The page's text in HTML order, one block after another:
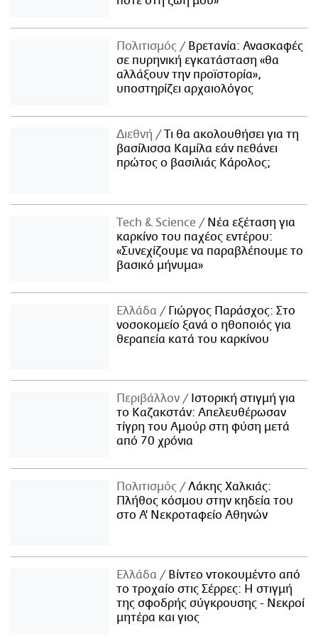
Πολιτισμός
Βρετανία: Ανασκαφές
σε πυρηνική εγκατάσταση «θα
αλλάξουν την προϊστορία»,
υποστηρίζει αρχαιολόγος
Διεθνή
Τι θα ακολουθήσει για τη
βασίλισσα Καμίλα εάν πεθάνει
πρώτος ο βασιλιάς Κάρολος;
Τech & Science
Νέα εξέταση για
καρκίνο του παχέος εντέρου:
«Συνεχίζουμε να παραβλέπουμε το
βασικό μήνυμα»
Ελλάδα
Γιώργος Παράσχος: Στο
νοσοκομείο ξανά ο ηθοποιός για
θεραπεία κατά του καρκίνου
Περιβάλλον
Ιστορική στιγμή για
το Καζακστάν: Απελευθέρωσαν
τίγρη του Αμούρ στη φύση μετά
από 70 χρόνια
Πολιτισμός
Λάκης Χαλκιάς:
Πλήθος κόσμου στην κηδεία του
στο Α' Νεκροταφείο Αθηνών
Ελλάδα
Βίντεο ντοκουμέντο από
το τροχαίο στις Σέρρες: Η στιγμή
της σφοδρής σύγκρουσης - Νεκροί
μητέρα και γιος